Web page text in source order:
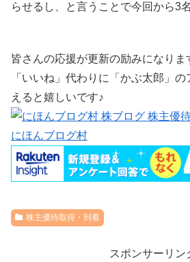
らせるし、と言うことで今回から3
皆さんの応援が更新の励みになりま
「いいね」代わりに「かぶ太郎」
えると嬉しいです♪
にほんブログ村
株主優待取得・到着
スポンサーリン